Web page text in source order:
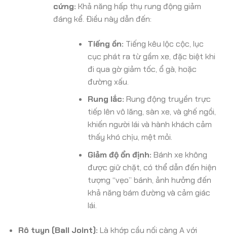
cứng: Khả năng hấp thụ rung động giảm
đáng kể. Điều này dẫn đến:
Tiếng ồn: Tiếng kêu lộc cộc, lục
cục phát ra từ gầm xe, đặc biệt khi
đi qua gờ giảm tốc, ổ gà, hoặc
đường xấu.
Rung lắc: Rung động truyền trực
tiếp lên vô lăng, sàn xe, và ghế ngồi,
khiến người lái và hành khách cảm
thấy khó chịu, mệt mỏi.
Giảm độ ổn định: Bánh xe không
được giữ chặt, có thể dẫn đến hiện
tượng “vẹo” bánh, ảnh hưởng đến
khả năng bám đường và cảm giác
lái.
Rô tuyn (Ball Joint): Là khớp cầu nối càng A với